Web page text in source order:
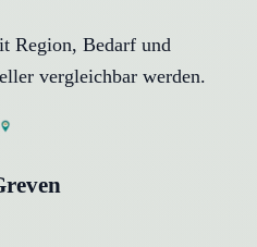
Region, Bedarf und
vergleichbar werden.